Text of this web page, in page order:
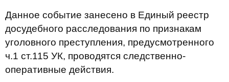
Данное событие занесено в Единый реестр
досудебного расследования по признакам
уголовного преступления, предусмотренного
ч.1 ст.115 УК, проводятся следственно-
оперативные действия.